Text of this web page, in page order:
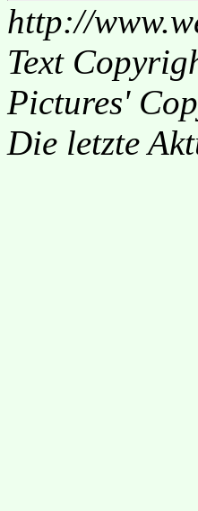
http://
Text
Pictures'
Die letzte